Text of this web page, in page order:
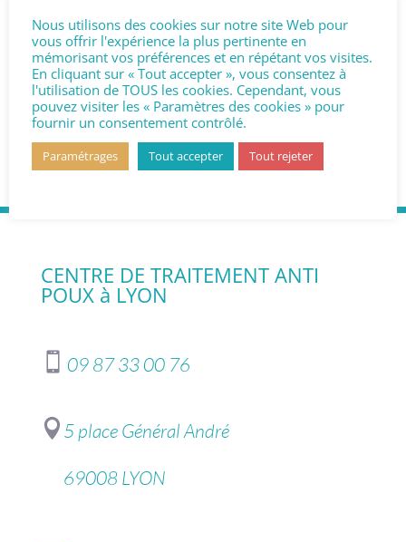
huiles essentielles (tea...
LIRE PLUS
CENTRE DE TRAITEMENT ANTI
POUX à LYON
 09 87 33 00 76
 5 place Général André
69008 LYON
Nous utilisons des cookies sur notre site Web pour
vous offrir l'expérience la plus pertinente en
mémorisant vos préférences et en répétant vos visites.
En cliquant sur « Tout accepter », vous consentez à
l'utilisation de TOUS les cookies. Cependant, vous
pouvez visiter les « Paramètres des cookies » pour
fournir un consentement contrôlé.
Paramétrages Tout accepter Tout rejeter